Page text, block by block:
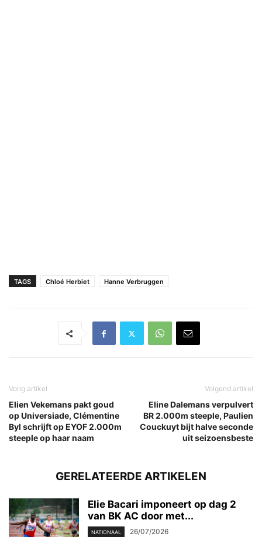
TAGS Chloé Herbiet Hanne Verbruggen
Vorig artikel
Elien Vekemans pakt goud
op Universiade, Clémentine
Byl schrijft op EYOF 2.000m
steeple op haar naam
Volgend artikel
Eline Dalemans verpulvert
BR 2.000m steeple, Paulien
Couckuyt bijt halve seconde
uit seizoensbeste
GERELATEERDE ARTIKELEN
Elie Bacari imponeert op dag 2
van BK AC door met...
NATIONAAL 26/07/2026